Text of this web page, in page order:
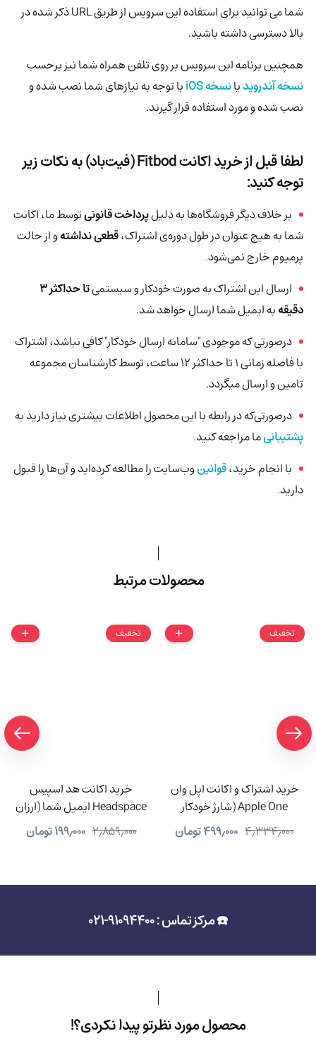
شما می توانید برای استفاده این سرویس از طریق URL ذکر شده در
بالا دسترسی داشته باشید.
همچنین برنامه این سرویس بر روی تلفن همراه شما نیز برحسب
نسخه آندرویدیانسخه iOS
با توجه به نیازهای شما نصب شده و
نصب شده و مورد استفاده قرار گیرند.
لطفا قبل از خرید اکانت Fitbod (فیت‌باد) به نکات زیر
توجه کنید:
بر خلاف دیگر فروشگاه‌ها به دلیلپرداخت قانونیتوسط ما، اکانت
شما به هیچ عنوان در طول دوره‌ی اشتراک،قطعی نداشتهو از حالت
پرمیوم خارج نمی‌شود.
ارسال این اشتراک به صورت خودکار و سیستمی
تا حداکثر 3
دقیقهبه ایمیل شما ارسال خواهد شد.
درصورتی که موجودی "سامانه ارسال خودکار" کافی نباشد، اشتراک
با فاصله زمانی 1 تا حداکثر 12 ساعت، توسط کارشناسان مجموعه
تامین و ارسال میگردد.
درصورتی‌که در رابطه با این محصول اطلاعات بیشتری نیاز دارید به
پشتیبانیما مراجعه کنید.
با انجام خرید،قوانینوب‌سایت را مطالعه کرده‌اید و آن‌ها را قبول
دارید.
محصولات مرتبط
تخفیف
خرید اشتراک و اکانت اپل وان
Apple One (شارژ خودکار
سیستمی)۴٫۳۳۴٫۰۰۰ ۴۹۹٫۰۰۰تومان
تخفیف
خرید اکانت هد اسپیس
Headspace ایمیل شما (ارزان
و شارژ آنی)۲٫۸۵۹٫۰۰۰ ۱۹۹٫۰۰۰تومان
☎️ مرکز تماس : 91094400-021
محصول مورد نظرتو پیدا نکردی؟!